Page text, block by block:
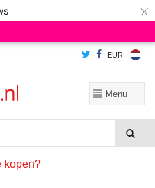
×
EUR
kopen?
verbeteren. Is dat akkoord?
Ja